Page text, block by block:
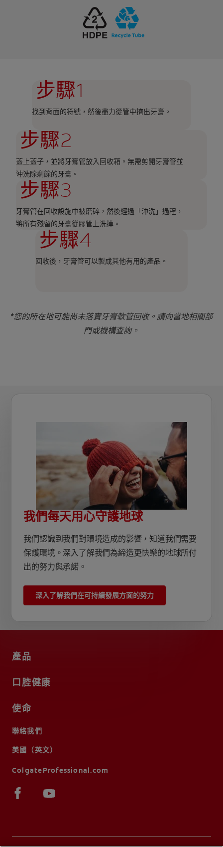
步驟1
找到背面的符號，然後盡力從管中擠出牙膏。
步驟2
蓋上蓋子，並將牙膏管放入回收箱。無需剪開牙膏管並
沖洗除剩餘的牙膏。
步驟3
牙膏管在回收設施中被磨碎，然後經過「沖洗」過程，
將所有殘留的牙膏從膠管上洗掉。
步驟4
回收後，牙膏管可以製成其他有用的產品。
*您的所在地可能尚未落實牙膏軟管回收。請向當地相關部
門或機構查詢。
我們每天用心守護地球
我們認識到我們對環境造成的影響，知道我們需要
保護環境。深入了解我們為締造更快樂的地球所付
出的努力與承諾。
深入了解我們在可持續發展方面的努力
產品
口腔健康
使命
聯絡我們
美國（英文）
ColgateProfessional.com